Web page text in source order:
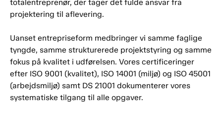
totalentreprenør, der tager det fulde ansvar fra
projektering til aflevering.
Uanset entrepriseform medbringer vi samme faglige
tyngde, samme strukturerede projektstyring og samme
fokus på kvalitet i udførelsen. Vores certificeringer
efter ISO 9001 (kvalitet), ISO 14001 (miljø) og ISO 45001
(arbejdsmiljø) samt DS 21001 dokumenterer vores
systematiske tilgang til alle opgaver.